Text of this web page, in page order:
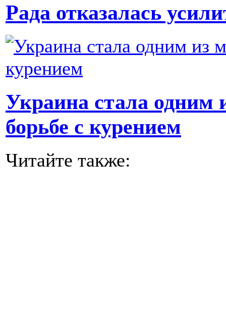
Рада отказалась
Украина стала одним
борьбе с курением
Читайте также: